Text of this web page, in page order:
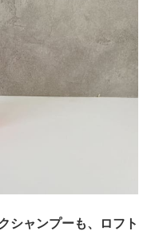
シャンプーも、ロフト